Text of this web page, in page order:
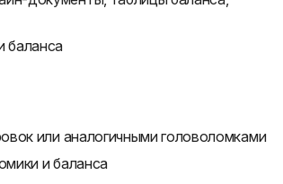
баланса
или аналогичными головоломками
и баланса